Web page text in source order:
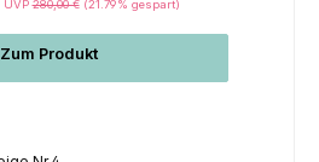
UVP280,00 € (21.79% gespart)
Zum Produkt